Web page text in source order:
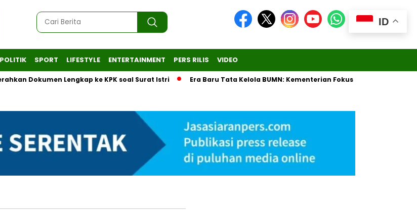
POLITIK SPORT LIFESTYLE ENTERTAINMENT PERS RILIS VIDEO
Dokumen Lengkap ke KPK soal Surat Istri Era Baru Tata Kelola BUMN: Kementerian Fokus Regulasi, Danantara
ID